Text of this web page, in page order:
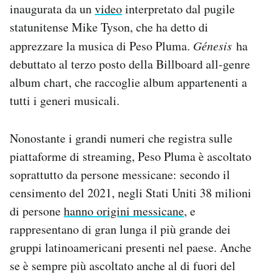
inaugurata da unvideointerpretato dal pugile
statunitense Mike Tyson, che ha detto di
apprezzare la musica di Peso Pluma. Génesis ha
debuttato al terzo posto della Billboard all-genre
album chart, che raccoglie album appartenenti a
tutti i generi musicali.
Nonostante i grandi numeri che registra sulle
piattaforme di streaming, Peso Pluma è ascoltato
soprattutto da persone messicane: secondo il
censimento del 2021, negli Stati Uniti 38 milioni
di personehanno origini messicane, e
rappresentano di gran lunga il più grande dei
gruppi latinoamericani presenti nel paese. Anche
se è sempre più ascoltato anche al di fuori del